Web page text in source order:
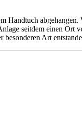
Handtuch
seitdem einen
besonderen Art